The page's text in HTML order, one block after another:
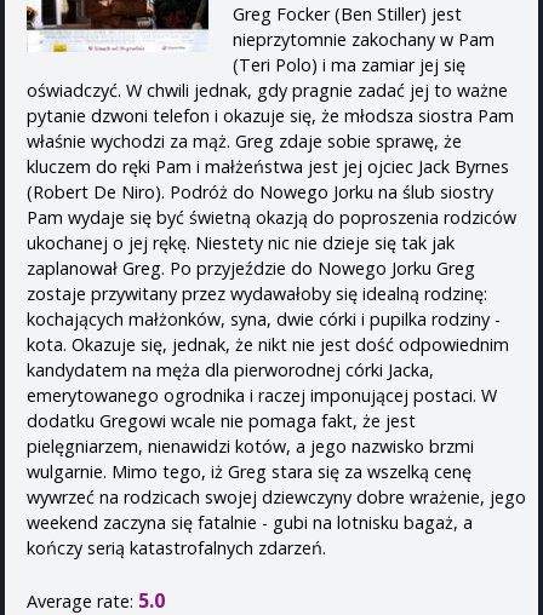
Greg Focker (Ben Stiller) jest
nieprzytomnie zakochany w Pam
(Teri Polo) i ma zamiar jej się
oświadczyć. W chwili jednak, gdy pragnie zadać jej to ważne
pytanie dzwoni telefon i okazuje się, że młodsza siostra Pam
właśnie wychodzi za mąż. Greg zdaje sobie sprawę, że
kluczem do ręki Pam i małżeństwa jest jej ojciec Jack Byrnes
(Robert De Niro). Podróż do Nowego Jorku na ślub siostry
Pam wydaje się być świetną okazją do poproszenia rodziców
ukochanej o jej rękę. Niestety nic nie dzieje się tak jak
zaplanował Greg. Po przyjeździe do Nowego Jorku Greg
zostaje przywitany przez wydawałoby się idealną rodzinę:
kochających małżonków, syna, dwie córki i pupilka rodziny -
kota. Okazuje się, jednak, że nikt nie jest dość odpowiednim
kandydatem na męża dla pierworodnej córki Jacka,
emerytowanego ogrodnika i raczej imponującej postaci. W
dodatku Gregowi wcale nie pomaga fakt, że jest
pielęgniarzem, nienawidzi kotów, a jego nazwisko brzmi
wulgarnie. Mimo tego, iż Greg stara się za wszelką cenę
wywrzeć na rodzicach swojej dziewczyny dobre wrażenie, jego
weekend zaczyna się fatalnie - gubi na lotnisku bagaż, a
kończy serią katastrofalnych zdarzeń.
Average rate: 5.0